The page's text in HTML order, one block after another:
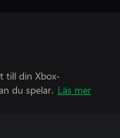
till din Xbox-
du spelar. Läs mer